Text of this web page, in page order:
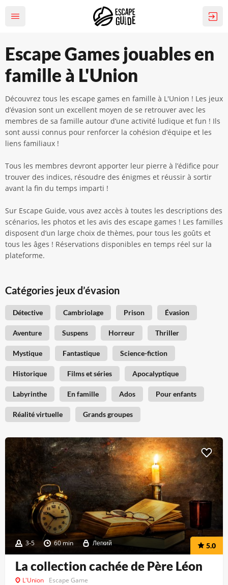
Escape Games jouables en
famille à L'Union
Découvrez tous les escape games en famille à L'Union ! Les jeux
d’évasion sont un excellent moyen de se retrouver avec les
membres de sa famille autour d’une activité ludique et fun ! Ils
sont aussi connus pour renforcer la cohésion d’équipe et les
liens familiaux !
Tous les membres devront apporter leur pierre à l’édifice pour
trouver des indices, résoudre des énigmes et réussir à sortir
avant la fin du temps imparti !
Sur Escape Guide, vous avez accès à toutes les descriptions des
scénarios, les photos et les avis des escape games ! Les familles
disposent d’un large choix de thèmes, pour tous les goûts et
tous les âges ! Réservations disponibles en temps réel sur la
plateforme.
Catégories jeux d’évasion
Détective Cambriolage Prison Évasion
Aventure Suspens Horreur Thriller
Mystique Fantastique Science-fiction
Historique Films et séries Apocalyptique
Labyrinthe En famille Ados Pour enfants
Réalité virtuelle Grands groupes
3-5 60 min Легкий 5.0
La collection cachée de Père Léon
L'Union Escape Game